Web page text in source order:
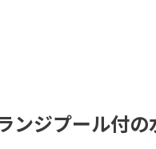
ンジプール付